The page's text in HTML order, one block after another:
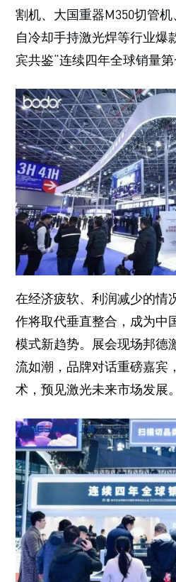
割机、大国重器M350切管机
自冷却手持激光焊等行业爆
宾共鉴“连续四年全球销量第
在经济疲软、利润减少的情
作将取代垂直整合，成为中
模式新趋势。展会现场邦德
流如潮，品牌对话重磅嘉宾
术，预见激光未来市场发展。